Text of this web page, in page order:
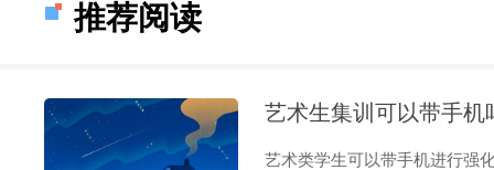
推荐阅读
艺术生集训可以带手机
艺术类学生可以带手机进行强